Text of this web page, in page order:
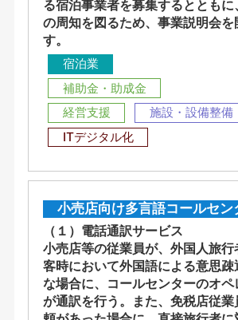
る宿泊事業者を募集するとともに
の周知を図るため、事業説明会を
す。
宿泊業
補助金・助成金
経営支援
施設・設備整備
ITデジタル化
小売店向け多言語コールセン
（１）電話通訳サービス
小売店等の従業員が、外国人旅行
客時において外国語による意思疎
な場合に、コールセンターのオペ
が通訳を行う。また、免税店従業